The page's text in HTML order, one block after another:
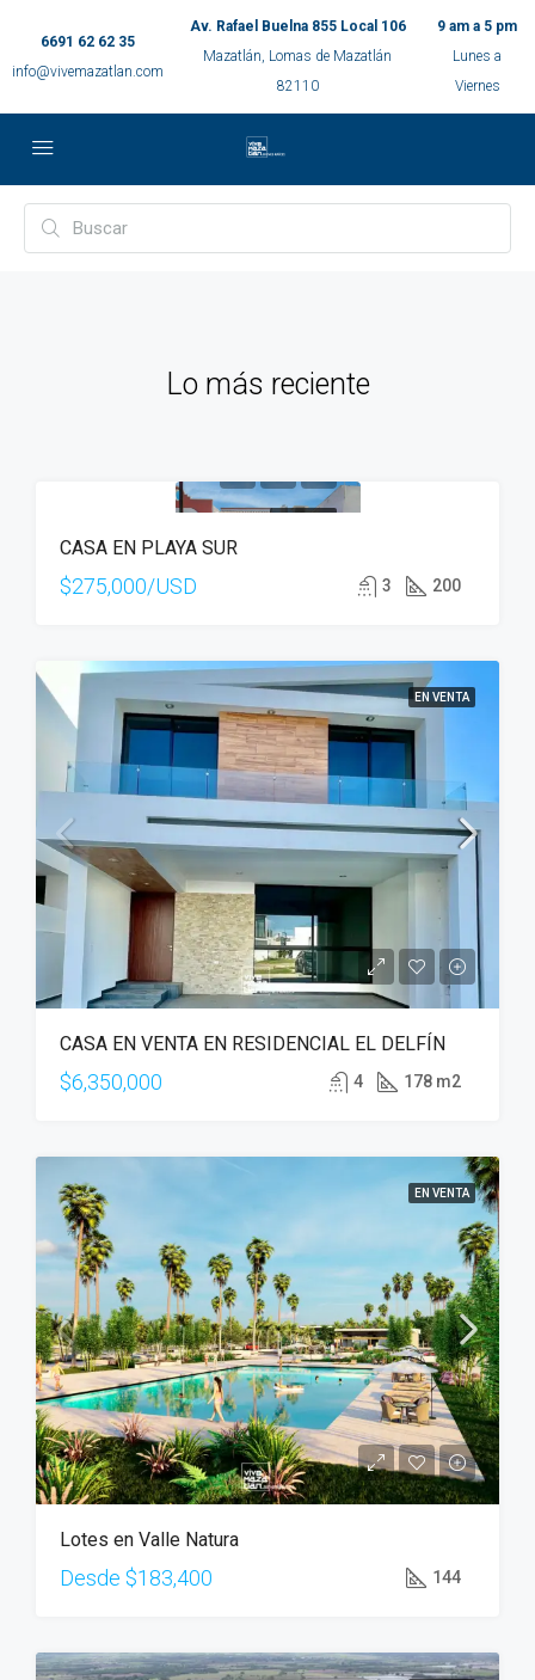
6691 62 62 35
info@vivemazatlan.com
Av. Rafael Buelna 855 Local 106
Mazatlán, Lomas de Mazatlán
82110
9 am a 5 pm
Lunes a
Viernes
Lo más reciente
CASA EN PLAYA SUR
$275,000/USD 3 200
EN VENTA
CASA EN VENTA EN RESIDENCIAL EL DELFÍN
$6,350,000 4 178 m2
EN VENTA
Lotes en Valle Natura
Desde $183,400 144